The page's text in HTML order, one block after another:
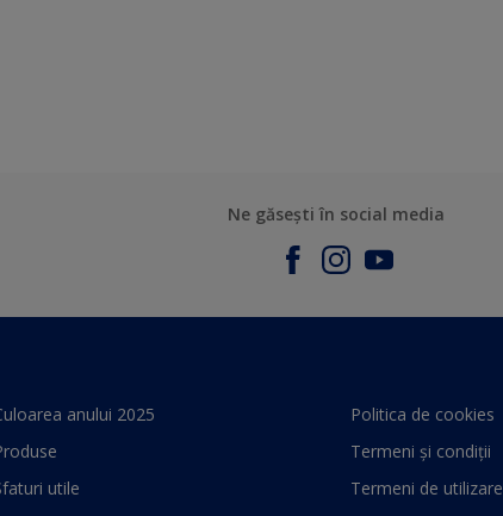
Ne găsești în social media
anului 2025
utile
Politica de cookies
Termeni și condiții
Termeni de utilizare